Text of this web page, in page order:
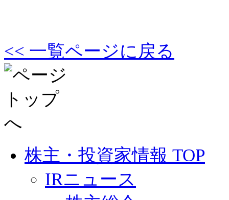
<< 一覧ページに戻る
株主・投資家情報 TOP
IRニュース